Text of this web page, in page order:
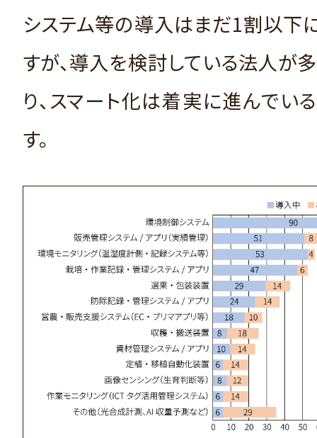
システム等の導入はまだ1割以下
すが、導入を検討している法人が
り、スマート化は着実に進んでい
す。